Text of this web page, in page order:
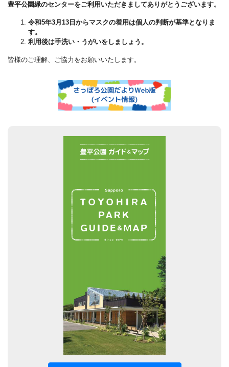
豊平公園緑のセンターをご利用いただきましてありがとうございます。
令和5年3月13日からマスクの着用は個人の判断が基準となりま
す。
利用後は手洗い・うがいをしましょう。
皆様のご理解、ご協力をお願いいたします。